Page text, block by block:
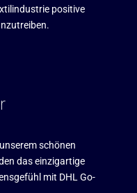
positive
schönen
das einzigartige
mit DHL Go-